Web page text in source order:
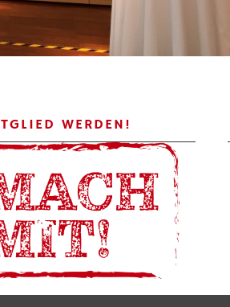
WERDEN!